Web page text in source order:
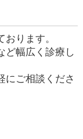
ります。
ど幅広く診療し
にご相談くださ